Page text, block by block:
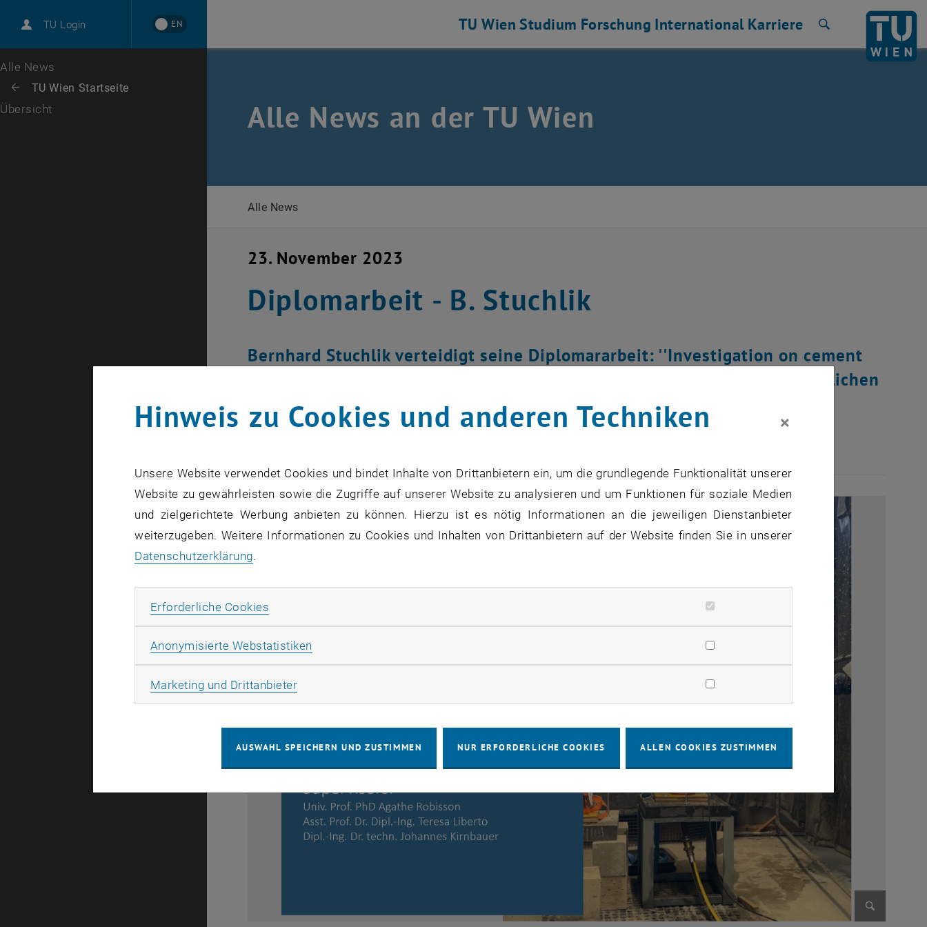
TU Login EN
Karriere
Zur 1. Menü Ebene
Alle News
Zurück: Subseiten von TU Wien Startseite auflisten
Zurück zur letzten Ebene:
TU Wien Startseite
Übersicht
TU Wien Studium Forschung International Karriere
Alle News an der TU Wien
Alle News
23. November 2023
Diplomarbeit - B. Stuchlik
Bernhard Stuchlik verteidigt seine Diplomararbeit: ''Investigation on cement
slurries infiltration for the manufacturing of light weight concrete''. Herzlichen
Glückwunsch zu diesem Erfolg und alles Gute für deine zukünftigen
Unternehmungen
Hinweis zu Cookies und anderen Techniken ×
Unsere Website verwendet Cookies und bindet Inhalte von Drittanbietern ein, um die grundlegende Funktionalität unserer
Website zu gewährleisten sowie die Zugriffe auf unserer Website zu analysieren und um Funktionen für soziale Medien
und zielgerichtete Werbung anbieten zu können. Hierzu ist es nötig Informationen an die jeweiligen Dienstanbieter
weiterzugeben. Weitere Informationen zu Cookies und Inhalten von Drittanbietern auf der Website finden Sie in unserer
Datenschutzerklärung.
Erforderliche Cookies
Anonymisierte Webstatistiken
Marketing und DrittanbieterMarketing Cookies zulassen
AUSWAHL SPEICHERN UND ZUSTIMMEN NUR ERFORDERLICHE COOKIES ALLEN COOKIES ZUSTIMMEN